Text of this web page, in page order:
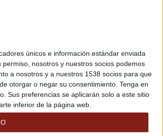
únicos e información estándar enviada
permiso, nosotros y nuestros socios podemos
a nosotros y a nuestros 1538 socios para que
otorgar o negar su consentimiento. Tenga en
Sus preferencias se aplicarán solo a este sitio
inferior de la página web.